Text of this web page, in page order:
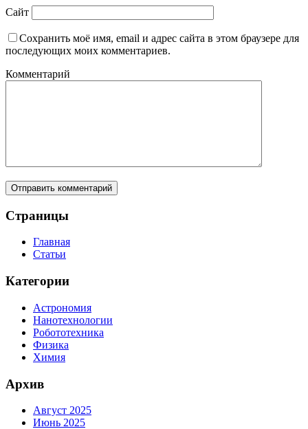
Сайт
Сохранить моё имя, email и адрес сайта в этом браузере для
последующих моих комментариев.
Комментарий
Страницы
Главная
Статьи
Категории
Астрономия
Нанотехнологии
Робототехника
Физика
Химия
Архив
Август 2025
Июнь 2025